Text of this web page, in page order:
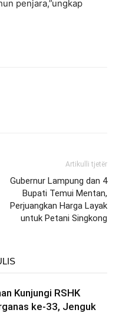
penjara,”ungkap
Artikulli tjetër
Gubernur Lampung dan 4
Bupati Temui Mentan,
Perjuangkan Harga Layak
untuk Petani Singkong
Kunjungi RSHK
ke-33, Jenguk